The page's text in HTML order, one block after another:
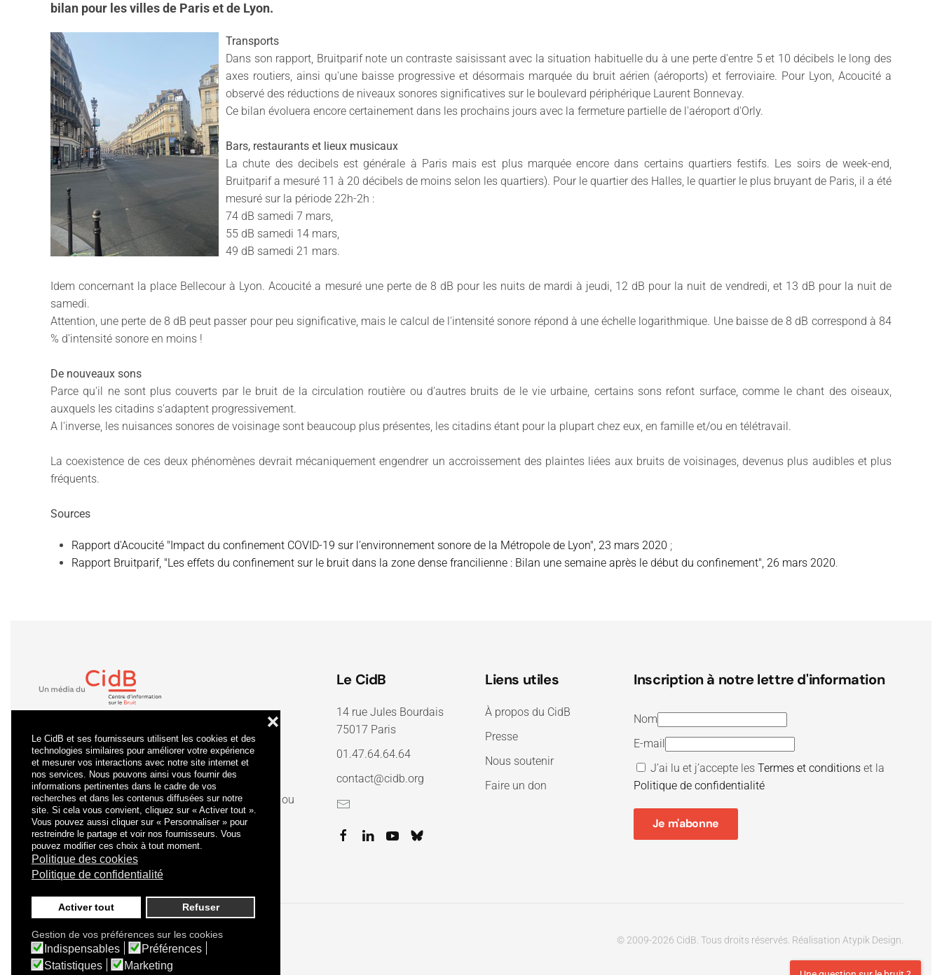
Le CidB et ses fournisseurs utilisent les cookies et des
technologies similaires pour améliorer votre expérience
et mesurer vos interactions avec notre site internet et
nos services. Nous pouvons ainsi vous fournir des
informations pertinentes dans le cadre de vos
recherches et dans les contenus diffusées sur notre
site. Si cela vous convient, cliquez sur « Activer tout ».
Vous pouvez aussi cliquer sur « Personnaliser » pour
restreindre le partage et voir nos fournisseurs. Vous
pouvez modifier ces choix à tout moment.
Politique des cookies
Politique de confidentialité
Activer tout Refuser
❌
Gestion de vos préférences sur les cookies
Indispensables
Préférences
Statistiques
Marketing
bilan pour les villes de Paris et de Lyon.
Transports
Dans son rapport, Bruitparif note un contraste saisissant avec la situation habituelle du à une perte d'entre 5 et 10 décibels le long des
axes routiers, ainsi qu'une baisse progressive et désormais marquée du bruit aérien (aéroports) et ferroviaire. Pour Lyon, Acoucité a
observé des réductions de niveaux sonores significatives sur le boulevard périphérique Laurent Bonnevay.
Ce bilan évoluera encore certainement dans les prochains jours avec la fermeture partielle de l'aéroport d'Orly.
Bars, restaurants et lieux musicaux
La chute des decibels est générale à Paris mais est plus marquée encore dans certains quartiers festifs. Les soirs de week-end,
Bruitparif a mesuré 11 à 20 décibels de moins selon les quartiers). Pour le quartier des Halles, le quartier le plus bruyant de Paris, il a été
mesuré sur la période 22h-2h :
74 dB samedi 7 mars,
55 dB samedi 14 mars,
49 dB samedi 21 mars.
Idem concernant la place Bellecour à Lyon. Acoucité a mesuré une perte de 8 dB pour les nuits de mardi à jeudi, 12 dB pour la nuit de vendredi, et 13 dB pour la nuit de
samedi.
Attention, une perte de 8 dB peut passer pour peu significative, mais le calcul de l'intensité sonore répond à une échelle logarithmique. Une baisse de 8 dB correspond à 84
% d'intensité sonore en moins !
De nouveaux sons
Parce qu'il ne sont plus couverts par le bruit de la circulation routière ou d'autres bruits de le vie urbaine, certains sons refont surface, comme le chant des oiseaux,
auxquels les citadins s'adaptent progressivement.
A l'inverse, les nuisances sonores de voisinage sont beaucoup plus présentes, les citadins étant pour la plupart chez eux, en famille et/ou en télétravail.
La coexistence de ces deux phénomènes devrait mécaniquement engendrer un accroissement des plaintes liées aux bruits de voisinages, devenus plus audibles et plus
fréquents.
Sources
Rapport d'Acoucité "Impact du confinement COVID-19 sur l’environnement sonore de la Métropole de Lyon", 23 mars 2020 ;
Rapport Bruitparif, "Les effets du confinement sur le bruit dans la zone dense francilienne : Bilan une semaine après le début du confinement", 26 mars 2020.
Lacertification qualité a été délivrée au titre de la ou
des catégories d'actions suivantes : actions de
formation.
Le CidB
14 rue Jules Bourdais
75017 Paris
01.47.64.64.64
contact@cidb.org
Liens utiles
À propos du CidB
Presse
Nous soutenir
Faire un don
Inscription à notre lettre d'information
Nom
E-mail
J’ai lu et j’accepte lesTermes et conditions et la
Politique de confidentialité
Je m'abonne
Politique de confidentialité Mentions légales © 2009-2026 CidB. Tous droits réservés. Réalisation Atypik Design